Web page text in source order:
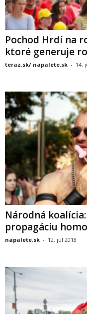
Pochod Hrdí na
ktoré generuje
teraz.sk/ napalete.sk - 14.
Národná
propagáciu
napalete.sk - 12. júl 2018